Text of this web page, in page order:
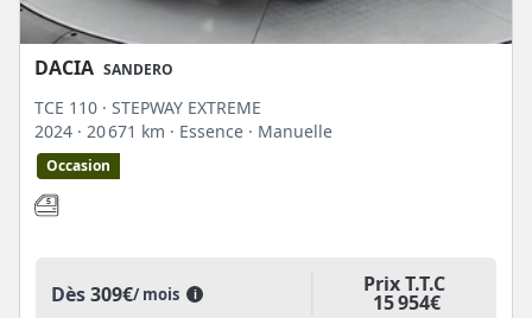
DACIA SANDERO
TCE 110 · STEPWAY EXTREME
2024 · 20 671 km · Essence · Manuelle
Occasion
Dès309€/ mois i Prix T.T.C
15 954€